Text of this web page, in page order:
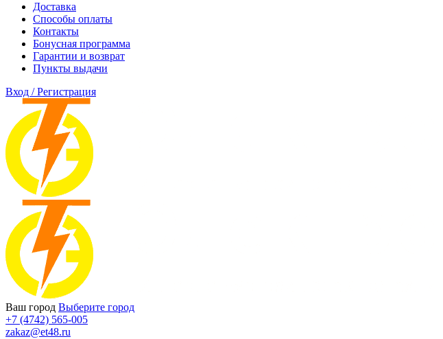
Доставка
Способы оплаты
Контакты
Бонусная программа
Гарантии и возврат
Пункты выдачи
Вход / Регистрация
Ваш город Выберите город
+7 (4742) 565-005
zakaz@et48.ru